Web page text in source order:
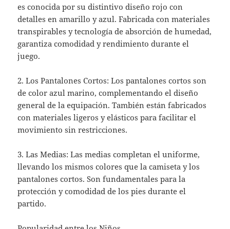
es conocida por su distintivo diseño rojo con
detalles en amarillo y azul. Fabricada con materiales
transpirables y tecnología de absorción de humedad,
garantiza comodidad y rendimiento durante el
juego.
2. Los Pantalones Cortos: Los pantalones cortos son
de color azul marino, complementando el diseño
general de la equipación. También están fabricados
con materiales ligeros y elásticos para facilitar el
movimiento sin restricciones.
3. Las Medias: Las medias completan el uniforme,
llevando los mismos colores que la camiseta y los
pantalones cortos. Son fundamentales para la
protección y comodidad de los pies durante el
partido.